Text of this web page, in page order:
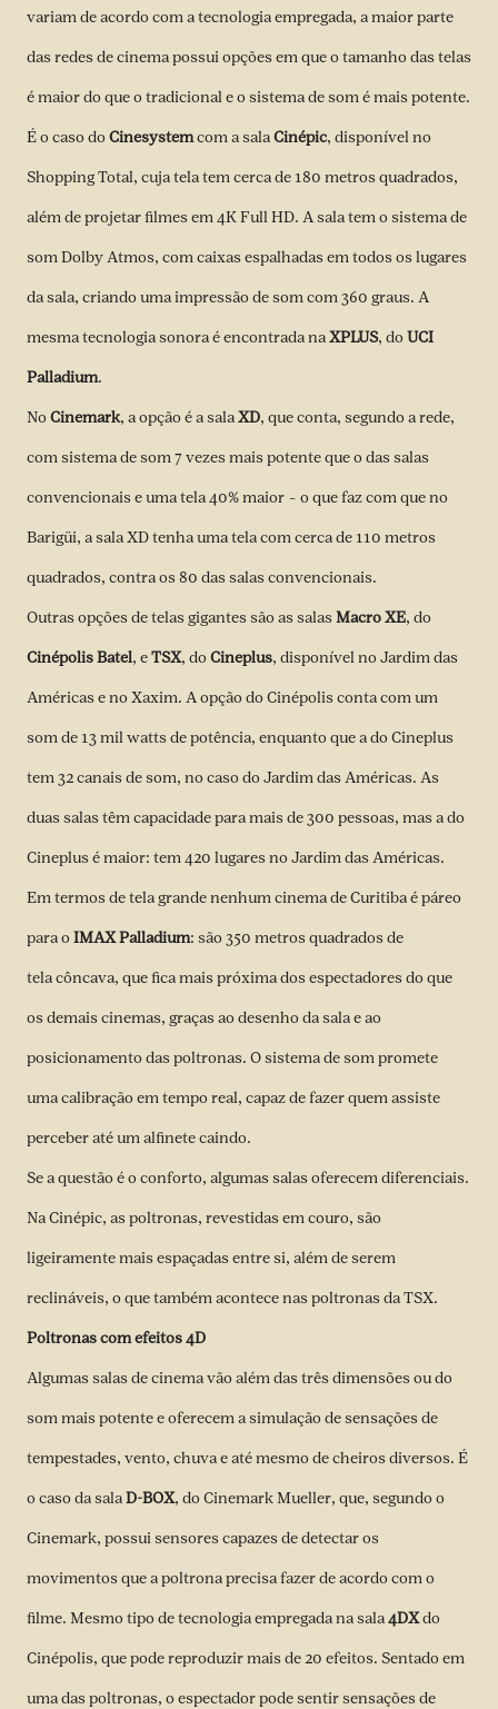
variam de acordo com a tecnologia empregada, a maior parte
das redes de cinema possui opções em que o tamanho das telas
é maior do que o tradicional e o sistema de som é mais potente.
É o caso doCinesystemcom a salaCinépic, disponível no
Shopping Total, cuja tela tem cerca de 180 metros quadrados,
além de projetar filmes em 4K Full HD. A sala tem o sistema de
som Dolby Atmos, com caixas espalhadas em todos os lugares
da sala, criando uma impressão de som com 360 graus. A
mesma tecnologia sonora é encontrada naXPLUS, doUCI
Palladium.
NoCinemark, a opção é a salaXD, que conta, segundo a rede,
com sistema de som 7 vezes mais potente que o das salas
convencionais e uma tela 40% maior – o que faz com que no
Barigüi, a sala XD tenha uma tela com cerca de 110 metros
quadrados, contra os 80 das salas convencionais.
Outras opções de telas gigantes são as salas Macro XE, do
Cinépolis Batel, eTSX, doCineplus, disponível no Jardim das
Américas e no Xaxim. A opção do Cinépolis conta com um
som de 13 mil watts de potência, enquanto que a do Cineplus
tem 32 canais de som, no caso do Jardim das Américas. As
duas salas têm capacidade para mais de 300 pessoas, mas a do
Cineplus é maior: tem 420 lugares no Jardim das Américas.
Em termos de tela grande nenhum cinema de Curitiba é páreo
para oIMAX Palladium: são 350 metros quadrados de
tela côncava, que fica mais próxima dos espectadores do que
os demais cinemas, graças ao desenho da sala e ao
posicionamento das poltronas. O sistema de som promete
uma calibração em tempo real, capaz de fazer quem assiste
perceber até um alfinete caindo.
Se a questão é o conforto, algumas salas oferecem diferenciais.
Na Cinépic, as poltronas, revestidas em couro, são
ligeiramente mais espaçadas entre si, além de serem
reclináveis, o que também acontece nas poltronas da TSX.
Poltronas com efeitos 4D
Algumas salas de cinema vão além das três dimensões ou do
som mais potente e oferecem a simulação de sensações de
tempestades, vento, chuva e até mesmo de cheiros diversos. É
o caso da salaD-BOX, do Cinemark Mueller, que, segundo o
Cinemark, possui sensores capazes de detectar os
movimentos que a poltrona precisa fazer de acordo com o
filme. Mesmo tipo de tecnologia empregada na sala4DXdo
Cinépolis, que pode reproduzir mais de 20 efeitos. Sentado em
uma das poltronas, o espectador pode sentir sensações de